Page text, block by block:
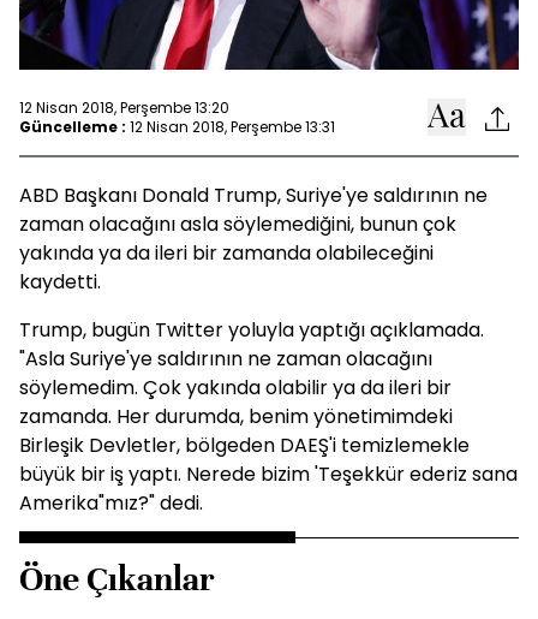
12 Nisan 2018, Perşembe 13:20
Güncelleme : 12 Nisan 2018, Perşembe 13:31
ABD Başkanı Donald Trump, Suriye'ye saldırının ne
zaman olacağını asla söylemediğini, bunun çok
yakında ya da ileri bir zamanda olabileceğini
kaydetti.
Trump, bugün Twitter yoluyla yaptığı açıklamada.
"Asla Suriye'ye saldırının ne zaman olacağını
söylemedim. Çok yakında olabilir ya da ileri bir
zamanda. Her durumda, benim yönetimimdeki
Birleşik Devletler, bölgeden DAEŞ'i temizlemekle
büyük bir iş yaptı. Nerede bizim 'Teşekkür ederiz sana
Amerika"mız?" dedi.
Öne Çıkanlar